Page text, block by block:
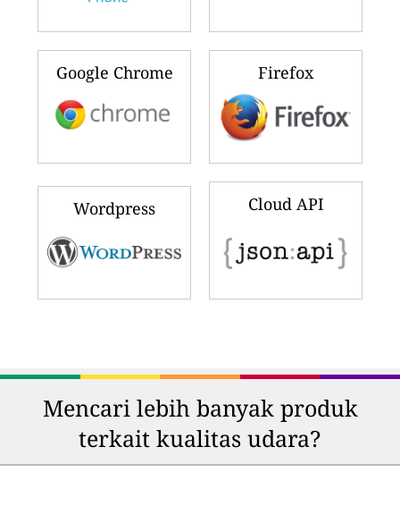
Google Chrome Firefox
Wordpress Cloud API
Mencari lebih banyak produk
terkait kualitas udara?